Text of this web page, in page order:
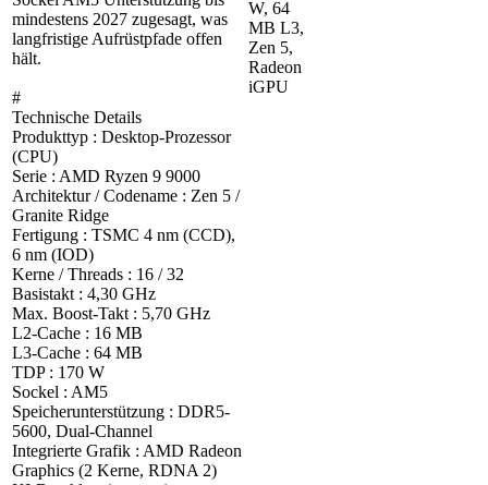
mindestens 2027 zugesagt, was
langfristige Aufrüstpfade offen
hält.
#
Technische Details
Produkttyp : Desktop-Prozessor
(CPU)
Serie : AMD Ryzen 9 9000
Architektur / Codename : Zen 5 /
Granite Ridge
Fertigung : TSMC 4 nm (CCD),
6 nm (IOD)
Kerne / Threads : 16 / 32
Basistakt : 4,30 GHz
Max. Boost-Takt : 5,70 GHz
L2-Cache : 16 MB
L3-Cache : 64 MB
TDP : 170 W
Sockel : AM5
Speicherunterstützung : DDR5-
5600, Dual-Channel
Integrierte Grafik : AMD Radeon
Graphics (2 Kerne, RDNA 2)
W, 64
MB L3,
Zen 5,
Radeon
iGPU